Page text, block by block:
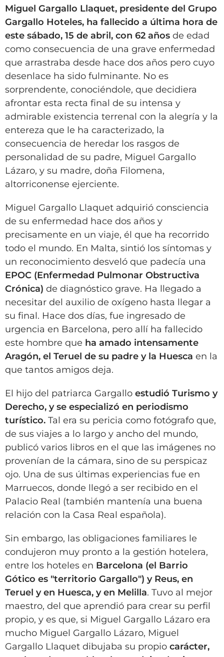
Miguel Gargallo Llaquet, presidente del Grupo
Gargallo Hoteles, ha fallecido a última hora de
este sábado, 15 de abril, con 62 años de edad
como consecuencia de una grave enfermedad
que arrastraba desde hace dos años pero cuyo
desenlace ha sido fulminante. No es
sorprendente, conociéndole, que decidiera
afrontar esta recta final de su intensa y
admirable existencia terrenal con la alegría y la
entereza que le ha caracterizado, la
consecuencia de heredar los rasgos de
personalidad de su padre, Miguel Gargallo
Lázaro, y su madre, doña Filomena,
altorriconense ejerciente.
Miguel Gargallo Llaquet adquirió consciencia
de su enfermedad hace dos años y
precisamente en un viaje, él que ha recorrido
todo el mundo. En Malta, sintió los síntomas y
un reconocimiento desveló que padecía una
EPOC (Enfermedad Pulmonar Obstructiva
Crónica) de diagnóstico grave. Ha llegado a
necesitar del auxilio de oxígeno hasta llegar a
su final. Hace dos días, fue ingresado de
urgencia en Barcelona, pero allí ha fallecido
este hombre que ha amado intensamente
Aragón, el Teruel de su padre y la Huesca en la
que tantos amigos deja.
El hijo del patriarca Gargallo estudió Turismo y
Derecho, y se especializó en periodismo
turístico. Tal era su pericia como fotógrafo que,
de sus viajes a lo largo y ancho del mundo,
publicó varios libros en el que las imágenes no
provenían de la cámara, sino de su perspicaz
ojo. Una de sus últimas experiencias fue en
Marruecos, donde llegó a ser recibido en el
Palacio Real (también mantenía una buena
relación con la Casa Real española).
Sin embargo, las obligaciones familiares le
condujeron muy pronto a la gestión hotelera,
entre los hoteles en Barcelona (el Barrio
Gótico es "territorio Gargallo") y Reus, en
Teruel y en Huesca, y en Melilla. Tuvo al mejor
maestro, del que aprendió para crear su perfil
propio, y es que, si Miguel Gargallo Lázaro era
mucho Miguel Gargallo Lázaro, Miguel
Gargallo Llaquet dibujaba su propio carácter,